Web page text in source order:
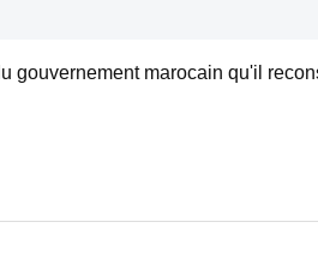
gouvernement marocain qu'il